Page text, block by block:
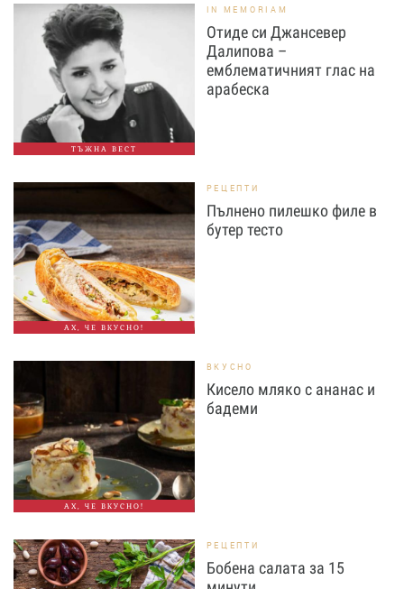
ТЪЖНА ВЕСТ
IN MEMORIAM
Отиде си Джансевер
Далипова –
емблематичният глас на
арабеска
АХ, ЧЕ ВКУСНО!
РЕЦЕПТИ
Пълнено пилешко филе в
бутер тесто
АХ, ЧЕ ВКУСНО!
ВКУСНО
Кисело мляко с ананас и
бадеми
РЕЦЕПТИ
Бобена салата за 15